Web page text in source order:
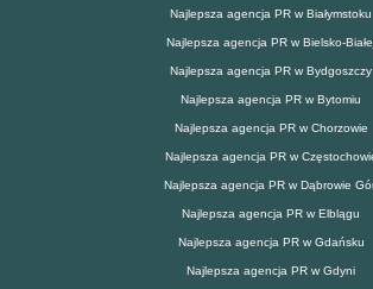
Najlepsza agencja PR w Białymstoku
Najlepsza agencja PR w Bielsko-
Najlepsza agencja PR w Bydgoszczy
Najlepsza agencja PR w Bytomiu
Najlepsza agencja PR w Chorzowie
Najlepsza agencja PR w
Najlepsza agencja PR w Dąbrowie
Najlepsza agencja PR w Elblągu
Najlepsza agencja PR w Gdańsku
Najlepsza agencja PR w Gdyni